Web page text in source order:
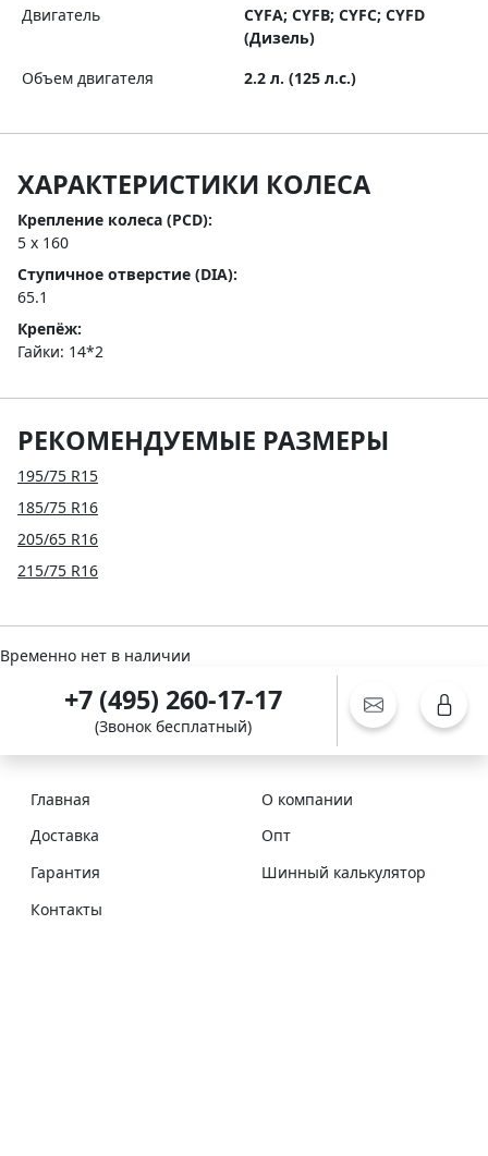
Двигатель
CYFA; CYFB; CYFC; CYFD
(Дизель)
Объем двигателя
2.2 л. (125 л.с.)
ХАРАКТЕРИСТИКИ КОЛЕСА
Крепление колеса (PCD):
5 x 160
Ступичное отверстие (DIA):
65.1
Крепёж:
Гайки: 14*2
РЕКОМЕНДУЕМЫЕ РАЗМЕРЫ
195/75 R15
185/75 R16
205/65 R16
215/75 R16
Временно нет в наличии
+7 (495) 260-17-17
(Звонок бесплатный)
Главная
О компании
Доставка
Опт
Гарантия
Шинный калькулятор
Контакты